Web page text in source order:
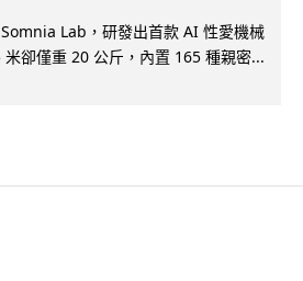
Lab，研發出首款 AI 性愛機械
卻僅重 20 公斤，內置 165 種親密...